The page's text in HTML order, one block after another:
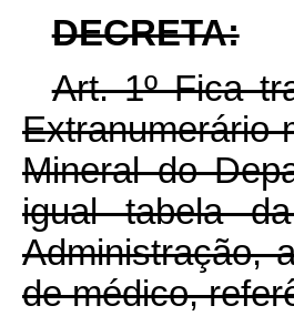
DECRETA:
Art. 1º Fica
Mineral do
igual tabela
Administração,
de médico,